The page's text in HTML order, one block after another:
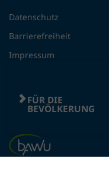
FÜR DIE
BEVÖLKERUNG
Datenschutz
Barrierefreiheit
Impressum